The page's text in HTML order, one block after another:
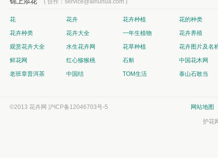
( 合作：service@aihuhua.com )
花 花卉 花卉种植
花的种类
花卉种类
花卉大全 一年生植物
花卉养殖
观赏花卉大全
水生花卉网 花草种植
花卉图片及名
鲜花网
红心猕猴桃 石斛
中国花木网
老班章普洱茶
中国结 TOM生活 泰山石敢当
©2013 花卉网 沪ICP备12046703号-5 网站地图
护花